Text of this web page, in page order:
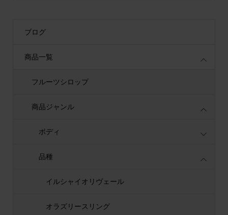
ブログ
商品一覧
フルーツシロップ
商品ジャンル
ボディ
品種
イルシャイオリヴェール
オラズリースリング